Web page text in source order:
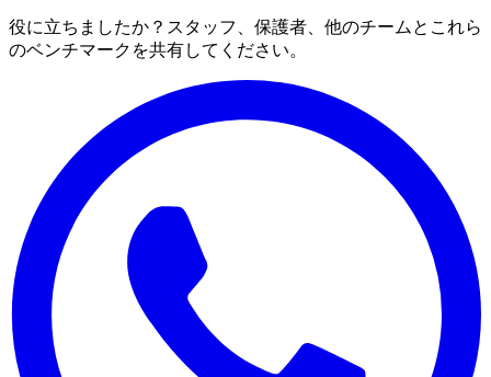
役に立ちましたか？スタッフ、保護者、他のチームとこれら
のベンチマークを共有してください。